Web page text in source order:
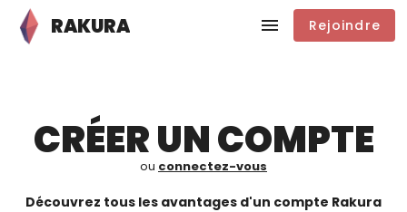
RAKURA Rejoindre
CRÉER UN COMPTE
ou connectez-vous
Découvrez tous les avantages d'un compte Rakura